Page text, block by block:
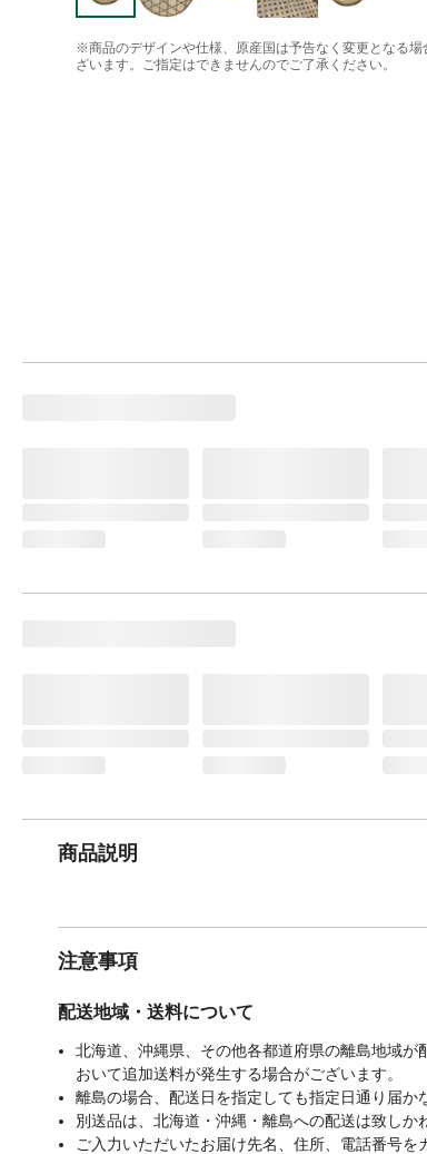
※商品のデザインや仕様、原産国は予告なく変更となる場
ざいます。ご指定はできませんのでご了承ください。
商品説明
注意事項
配送地域・送料について
北海道、沖縄県、その他各都道府県の離島地域
おいて追加送料が発生する場合がございます。
離島の場合、配送日を指定しても指定日通り届か
別送品は、北海道・沖縄・離島への配送は致しか
ご入力いただいたお届け先名、住所、電話番号